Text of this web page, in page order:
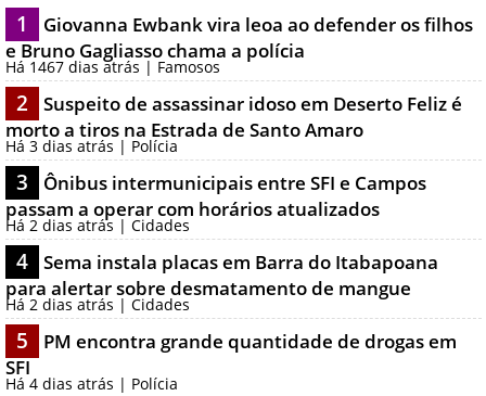
1
Giovanna Ewbank vira leoa ao defender os filhos
e Bruno Gagliasso chama a polícia
Há 1467 dias atrás | Famosos
2
Suspeito de assassinar idoso em Deserto Feliz é
morto a tiros na Estrada de Santo Amaro
Há 3 dias atrás | Polícia
3
Ônibus intermunicipais entre SFI e Campos
passam a operar com horários atualizados
Há 2 dias atrás | Cidades
4
Sema instala placas em Barra do Itabapoana
para alertar sobre desmatamento de mangue
Há 2 dias atrás | Cidades
5
PM encontra grande quantidade de drogas em
SFI
Há 4 dias atrás | Polícia